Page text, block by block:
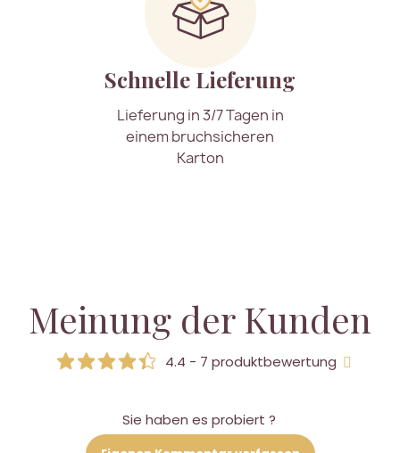
Schnelle Lieferung
Lieferung in 3/7 Tagen in
einem bruchsicheren
Karton
Meinung der Kunden
4.4 - 7 produktbewertung
Sie haben es probiert ?